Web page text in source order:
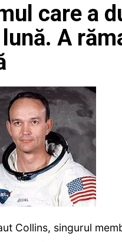
care a
A
Collins, singurul